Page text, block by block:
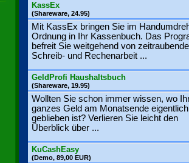
KassEx
(Shareware, 24.95)
Mit KassEx bringen Sie im
Ordnung in Ihr Kassenbuch. Das
befreit Sie weitgehend von
Schreib- und Rechenarbeit ...
GeldProfi Haushaltsbuch
(Shareware, 19.95)
Wollten Sie schon immer wissen, wo
ganzes Geld am Monatsende eigentlich
geblieben ist? Verlieren Sie leicht den
Überblick über ...
KuCashEasy
(Demo, 89,00 EUR)